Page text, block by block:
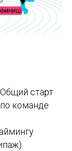
старт
команде